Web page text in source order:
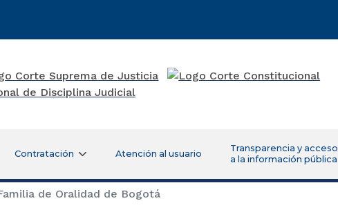
Contratación Atención al usuario
Transparencia y acceso
a la información pública
de Oralidad de Bogotá